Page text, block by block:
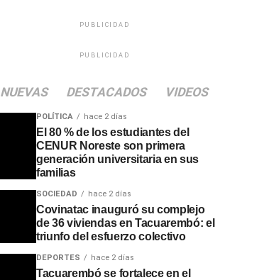
PUBLICIDAD
PUBLICIDAD
NUEVAS DESTACADOS VIDEOS
POLÍTICA hace 2 días
El 80 % de los estudiantes del
CENUR Noreste son primera
generación universitaria en sus
familias
SOCIEDAD hace 2 días
Covinatac inauguró su complejo
de 36 viviendas en Tacuarembó: el
triunfo del esfuerzo colectivo
DEPORTES hace 2 días
Tacuarembó se fortalece en el